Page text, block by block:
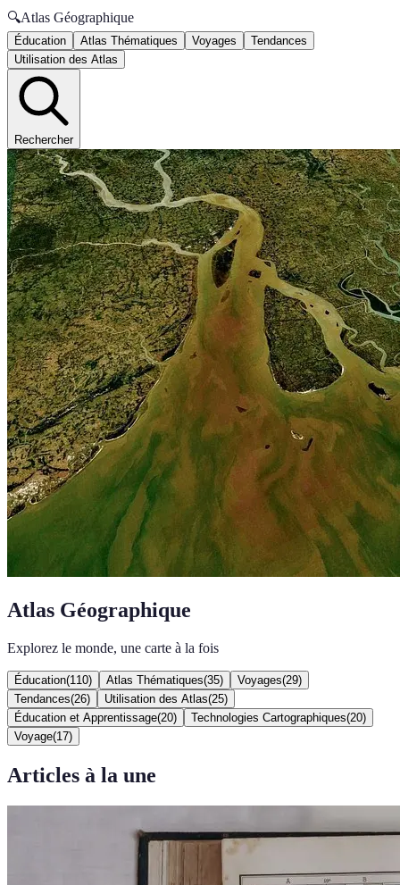
🔍Atlas Géographique
Éducation Atlas Thématiques Voyages
Tendances
Utilisation des Atlas
Rechercher
Atlas Géographique
Explorez le monde, une carte à la fois
Éducation(110) Atlas Thématiques(35) Voyages(29)
Tendances(26) Utilisation des Atlas(25)
Éducation et Apprentissage(20) Technologies Cartographiques(20)
Voyage(17)
Articles à la une